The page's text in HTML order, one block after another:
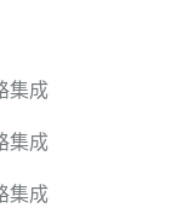
集成
集成
集成